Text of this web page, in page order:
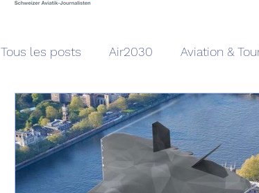
Tous les posts Air2030 Aviation &
Aviation & Défense Livres
Patrimoine aéronautique Avionique